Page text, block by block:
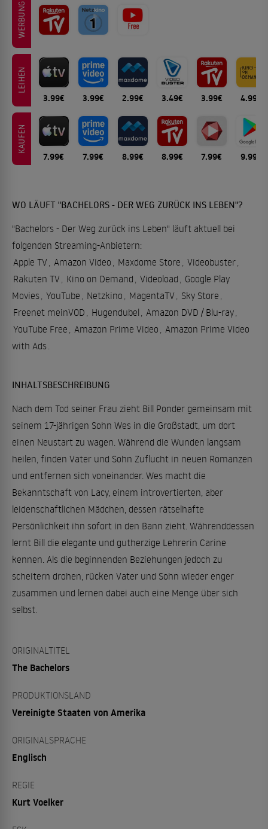
WERBUNG
LEIHEN
3.99€ 3.99€ 2.99€ 3.49€ 3.99€ 4.99€
KAUFEN
7.99€ 7.99€ 8.99€ 8.99€ 7.99€ 9.99€
WO LÄUFT "BACHELORS - DER WEG ZURÜCK INS LEBEN"?
"Bachelors - Der Weg zurück ins Leben" läuft aktuell bei
folgenden Streaming-Anbietern:
Apple TV, Amazon Video , Maxdome Store , Videobuster,
Rakuten TV, Kino on Demand , Videoload , Google Play
Movies, YouTube , Netzkino , MagentaTV, Sky Store ,
Freenet meinVOD , Hugendubel , Amazon DVD / Blu-ray,
YouTube Free , Amazon Prime Video , Amazon Prime Video
with Ads.
INHALTSBESCHREIBUNG
Nach dem Tod seiner Frau zieht Bill Ponder gemeinsam mit
seinem 17-jährigen Sohn Wes in die Großstadt, um dort
einen Neustart zu wagen. Während die Wunden langsam
heilen, finden Vater und Sohn Zuflucht in neuen Romanzen
und entfernen sich voneinander. Wes macht die
Bekanntschaft von Lacy, einem introvertierten, aber
leidenschaftlichen Mädchen, dessen rätselhafte
Persönlichkeit ihn sofort in den Bann zieht. Währenddessen
lernt Bill die elegante und gutherzige Lehrerin Carine
kennen. Als die beginnenden Beziehungen jedoch zu
scheitern drohen, rücken Vater und Sohn wieder enger
zusammen und lernen dabei auch eine Menge über sich
selbst.
ORIGINALTITEL
The Bachelors
PRODUKTIONSLAND
Vereinigte Staaten von Amerika
ORIGINALSPRACHE
Englisch
REGIE
Kurt Voelker